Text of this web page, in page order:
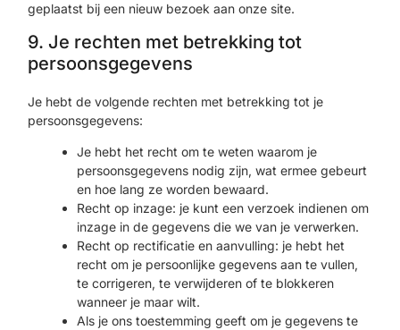
geplaatst bij een nieuw bezoek aan onze site.
9. Je rechten met betrekking tot
persoonsgegevens
Je hebt de volgende rechten met betrekking tot je
persoonsgegevens:
Je hebt het recht om te weten waarom je
persoonsgegevens nodig zijn, wat ermee gebeurt
en hoe lang ze worden bewaard.
Recht op inzage: je kunt een verzoek indienen om
inzage in de gegevens die we van je verwerken.
Recht op rectificatie en aanvulling: je hebt het
recht om je persoonlijke gegevens aan te vullen,
te corrigeren, te verwijderen of te blokkeren
wanneer je maar wilt.
Als je ons toestemming geeft om je gegevens te